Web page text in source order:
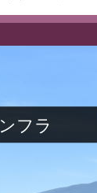
フラ